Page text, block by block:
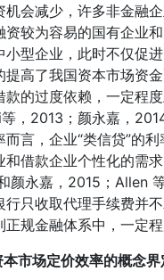
会减少，许多非金融
较为容易的国有企业
小型企业，此时不仅促
高了我国资本市场资
款的过度依赖，一定程
，2013；颜永嘉，
言，企业“类信贷”的
借款企业个性化的需
颜永嘉，2015；Allen
只收取代理手续费并
规金融体系中，一定
本市场定价效率的概